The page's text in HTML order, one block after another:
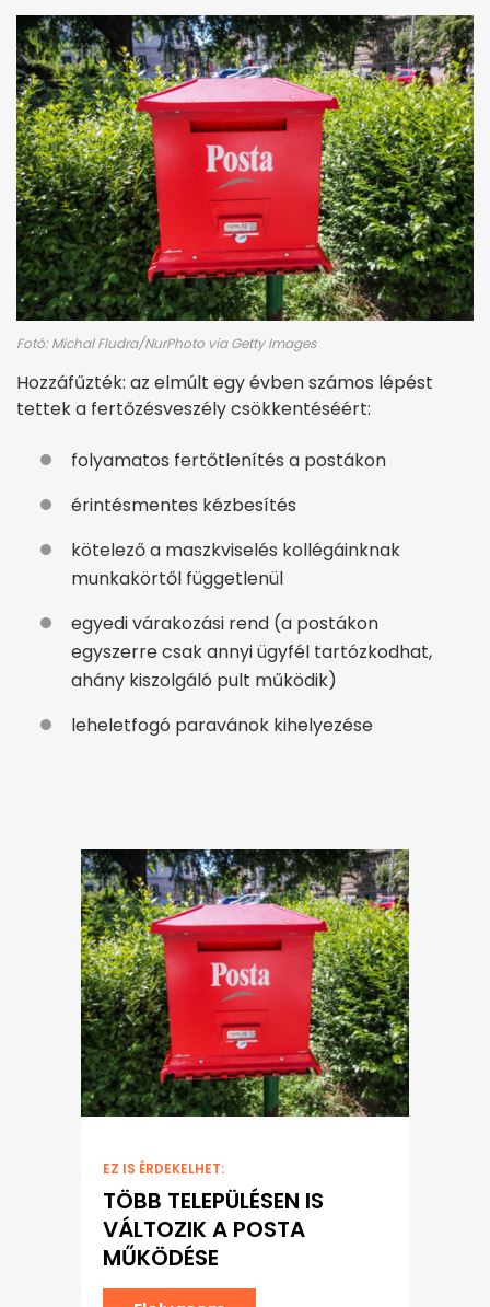
Fotó: Michal Fludra/NurPhoto via Getty Images
Hozzáfűzték: az elmúlt egy évben számos lépést
tettek a fertőzésveszély csökkentéséért:
folyamatos fertőtlenítés a postákon
érintésmentes kézbesítés
kötelező a maszkviselés kollégáinknak
munkakörtől függetlenül
egyedi várakozási rend (a postákon
egyszerre csak annyi ügyfél tartózkodhat,
ahány kiszolgáló pult működik)
leheletfogó paravánok kihelyezése
EZ IS ÉRDEKELHET:
TÖBB TELEPÜLÉSEN IS
VÁLTOZIK A POSTA
MŰKÖDÉSE